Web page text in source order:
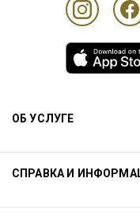
ОБ УСЛУГЕ
СПРАВКА И